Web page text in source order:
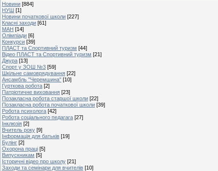
Новини [884]
НУШ [1]
Новини початкової школи [227]
Класні заходи [61]
МАН [14]
Олімпіади [6]
Конкурси [39]
ПЛАСТ та Спортивний туризм [44]
Відео ПЛАСТ та Спортивний туризм [21]
Джура [13]
Спорт у ЗОШ №3 [59]
Шкільне самоврядування [22]
Ансамбль "Черемшина" [10]
Гурткова робота [2]
Патріотичне виховання [23]
Позакласна робота старшої школи [22]
Позакласна робота початкової школи [39]
Робота психолога [42]
Робота соціального педагага [27]
Інклюзія [2]
Вчитель року [9]
Інформація для батьків [19]
Булінг [2]
Охорона праці [5]
Випускникам [5]
Історичні відео про школу [21]
Заходи та семінари для вчителів [10]